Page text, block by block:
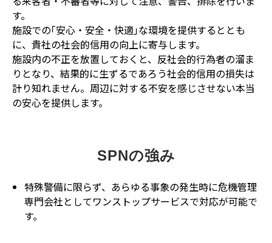
す。
施設での｢安心・安全・快適｣な環境を提供するととも
に、貴社の社会的信用の向上に寄与します。
施設内の不正を放置しておくと、反社会的行為者の溜ま
りとなり、結果的に生ずるであろう社会的信用の損失は
計り知れません。周辺に対する不安を感じさせない本当
の安心を提供します。
SPNの強み
特殊警備に限らず、あらゆる事象の発生時に危機管理
専門会社としてワンストップサービスで対応が可能で
す。